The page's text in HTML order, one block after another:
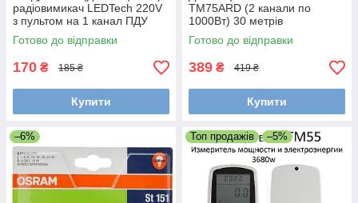
радіовимикач LEDTech 220V
з пультом на 1 канал ПДУ
Готово до відправки
170 ₴ 185 ₴
Купити
TM75ARD (2 канали по
1000Вт) 30 метрів
Готово до відправки
389 ₴ 419 ₴
Купити
–6% Топ продажів –5%